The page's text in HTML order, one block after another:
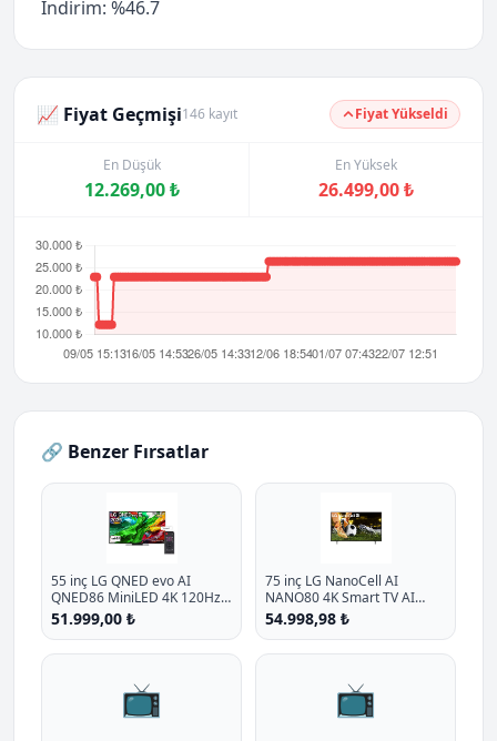
İndirim: %46.7
📈 Fiyat Geçmişi146 kayıt Fiyat Yükseldi
En Düşük
12.269,00 ₺
En Yüksek
26.499,00 ₺
🔗 Benzer Fırsatlar
55 inç LG QNED evo AI
QNED86 MiniLED 4K 120Hz
Smart TV AI Sihirli Kumanda
webOS25 2025
51.999,00 ₺
75 inç LG NanoCell AI
NANO80 4K Smart TV AI
Sihirli Kumanda HDR10
webOS25 2025
54.998,98 ₺
📺 📺